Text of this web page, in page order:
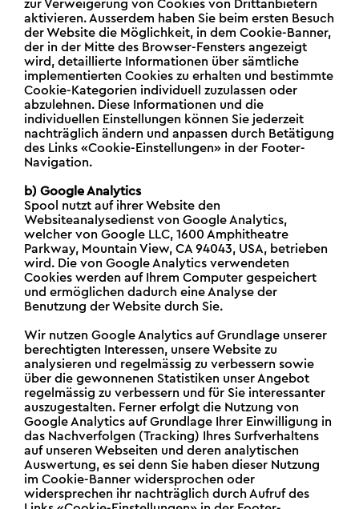
zur Verweigerung von Cookies von Drittanbietern
aktivieren. Ausserdem haben Sie beim ersten Besuch
der Website die Möglichkeit, in dem Cookie-Banner,
der in der Mitte des Browser-Fensters angezeigt
wird, detaillierte Informationen über sämtliche
implementierten Cookies zu erhalten und bestimmte
Cookie-Kategorien individuell zuzulassen oder
abzulehnen. Diese Informationen und die
individuellen Einstellungen können Sie jederzeit
nachträglich ändern und anpassen durch Betätigung
des Links «Cookie-Einstellungen» in der Footer-
Navigation.
b) Google Analytics
Spool nutzt auf ihrer Website den
Websiteanalysedienst von Google Analytics,
welcher von Google LLC, 1600 Amphitheatre
Parkway, Mountain View, CA 94043, USA, betrieben
wird. Die von Google Analytics verwendeten
Cookies werden auf Ihrem Computer gespeichert
und ermöglichen dadurch eine Analyse der
Benutzung der Website durch Sie.
Wir nutzen Google Analytics auf Grundlage unserer
berechtigten Interessen, unsere Website zu
analysieren und regelmässig zu verbessern sowie
über die gewonnenen Statistiken unser Angebot
regelmässig zu verbessern und für Sie interessanter
auszugestalten. Ferner erfolgt die Nutzung von
Google Analytics auf Grundlage Ihrer Einwilligung in
das Nachverfolgen (Tracking) Ihres Surfverhaltens
auf unseren Webseiten und deren analytischen
Auswertung, es sei denn Sie haben dieser Nutzung
im Cookie-Banner widersprochen oder
widersprechen ihr nachträglich durch Aufruf des